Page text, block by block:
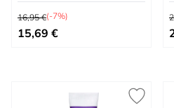
Preço Normal
16,95 €(-7%)
Preço Especial
15,69 €